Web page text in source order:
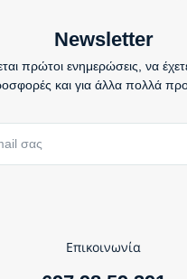
Newsletter
πρώτοι ενημερώσεις, να
και για άλλα πολλά
Επικοινωνία